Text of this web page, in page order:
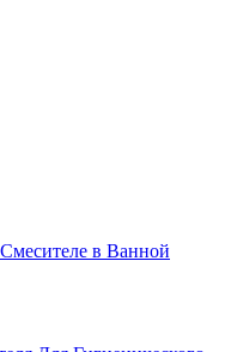
в Ванной